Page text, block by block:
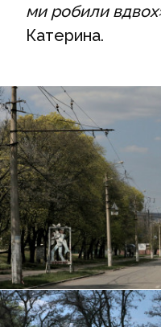
ми робили
Катерина.